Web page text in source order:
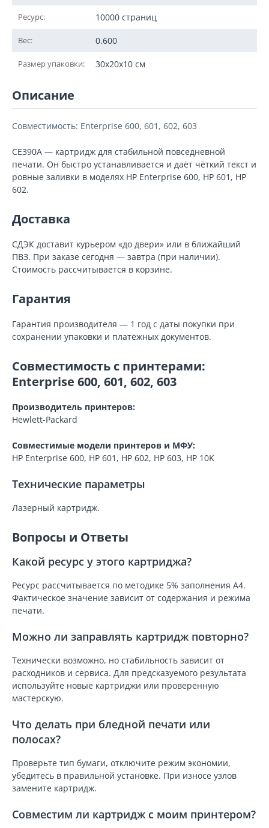
Ресурс: 10000 страниц
Вес: 0.600
Размер упаковки: 30x20x10 см
Описание
Совместимость: Enterprise 600, 601, 602, 603
CE390A — картридж для стабильной повседневной
печати. Он быстро устанавливается и даёт чёткий текст и
ровные заливки в моделях HP Enterprise 600, HP 601, HP
602.
Доставка
СДЭК доставит курьером «до двери» или в ближайший
ПВЗ. При заказе сегодня — завтра (при наличии).
Стоимость рассчитывается в корзине.
Гарантия
Гарантия производителя — 1 год с даты покупки при
сохранении упаковки и платёжных документов.
Совместимость с принтерами:
Enterprise 600, 601, 602, 603
Производитель принтеров:
Hewlett-Packard
Совместимые модели принтеров и МФУ:
HP Enterprise 600, HP 601, HP 602, HP 603, HP 10K
Технические параметры
Лазерный картридж.
Вопросы и Ответы
Какой ресурс у этого картриджа?
Ресурс рассчитывается по методике 5% заполнения A4.
Фактическое значение зависит от содержания и режима
печати.
Можно ли заправлять картридж повторно?
Технически возможно, но стабильность зависит от
расходников и сервиса. Для предсказуемого результата
используйте новые картриджи или проверенную
мастерскую.
Что делать при бледной печати или
полосах?
Проверьте тип бумаги, отключите режим экономии,
убедитесь в правильной установке. При износе узлов
замените картридж.
Совместим ли картридж с моим принтером?